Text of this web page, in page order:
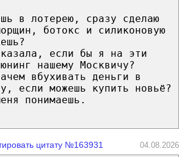
в лотерею, сразу сделаю
ботокс и силиконовую
если бы я на эти
нашему Москвичу?
вбухивать деньги в
если можешь купить новьё?
понимаешь.
цитату №163931 04.08.2026